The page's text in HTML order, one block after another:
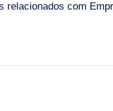
relacionados com